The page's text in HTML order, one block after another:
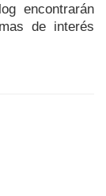
encontrarán
de interés